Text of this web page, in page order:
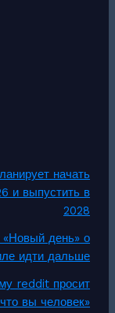
начать
и выпустить в
2028
день» о
идти дальше
reddit просит
вы человек»